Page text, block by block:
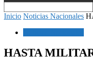
Inicio Noticias Nacionales
HASTA